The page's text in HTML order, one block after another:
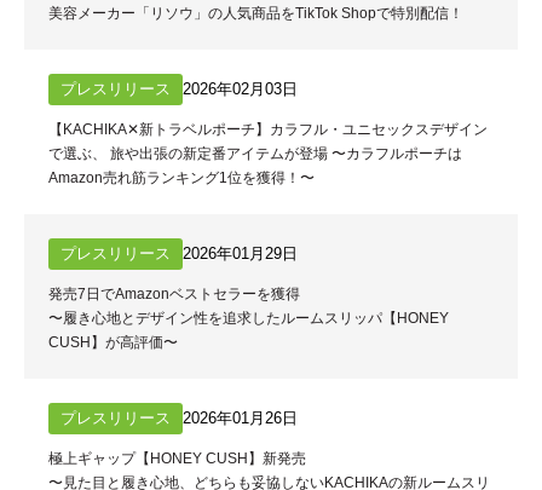
美容メーカー「リソウ」の人気商品をTikTok Shopで特別配信！
プレスリリース 2026年02月03日
【KACHIKA✕新トラベルポーチ】カラフル・ユニセックスデザイン
で選ぶ、 旅や出張の新定番アイテムが登場 〜カラフルポーチは
Amazon売れ筋ランキング1位を獲得！〜
プレスリリース 2026年01月29日
発売7日でAmazonベストセラーを獲得
〜履き心地とデザイン性を追求したルームスリッパ【HONEY
CUSH】が高評価〜
プレスリリース 2026年01月26日
極上ギャップ【HONEY CUSH】新発売
〜見た目と履き心地、どちらも妥協しないKACHIKAの新ルームスリ